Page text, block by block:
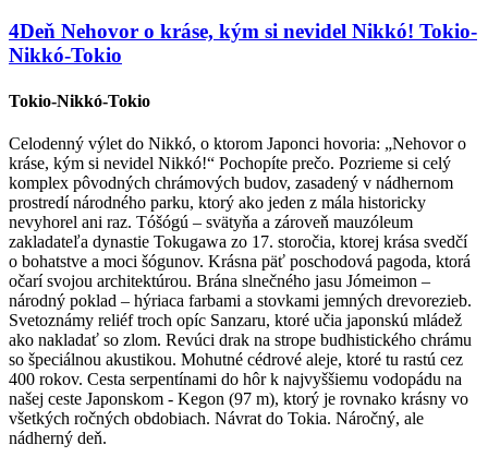
4Deň Nehovor o kráse, kým si nevidel Nikkó! Tokio-
Nikkó-Tokio
Tokio-Nikkó-Tokio
Celodenný výlet do Nikkó, o ktorom Japonci hovoria: „Nehovor o
kráse, kým si nevidel Nikkó!“ Pochopíte prečo. Pozrieme si celý
komplex pôvodných chrámových budov, zasadený v nádhernom
prostredí národného parku, ktorý ako jeden z mála historicky
nevyhorel ani raz. Tóšógú – svätyňa a zároveň mauzóleum
zakladateľa dynastie Tokugawa zo 17. storočia, ktorej krása svedčí
o bohatstve a moci šógunov. Krásna päť poschodová pagoda, ktorá
očarí svojou architektúrou. Brána slnečného jasu Jómeimon –
národný poklad – hýriaca farbami a stovkami jemných drevorezieb.
Svetoznámy reliéf troch opíc Sanzaru, ktoré učia japonskú mládež
ako nakladať so zlom. Revúci drak na strope budhistického chrámu
so špeciálnou akustikou. Mohutné cédrové aleje, ktoré tu rastú cez
400 rokov. Cesta serpentínami do hôr k najvyššiemu vodopádu na
našej ceste Japonskom - Kegon (97 m), ktorý je rovnako krásny vo
všetkých ročných obdobiach. Návrat do Tokia. Náročný, ale
nádherný deň.